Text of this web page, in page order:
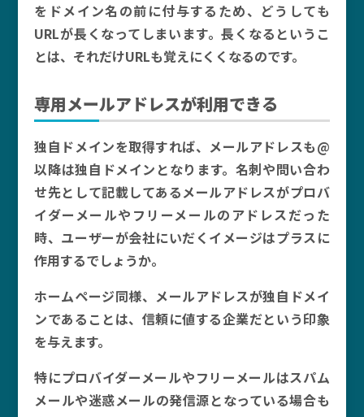
をドメイン名の前に付与するため、どうしても
URLが長くなってしまいます。長くなるというこ
とは、それだけURLも覚えにくくなるのです。
専用メールアドレスが利用できる
独自ドメインを取得すれば、メールアドレスも@
以降は独自ドメインとなります。名刺や問い合わ
せ先として記載してあるメールアドレスがプロバ
イダーメールやフリーメールのアドレスだった
時、ユーザーが会社にいだくイメージはプラスに
作用するでしょうか。
ホームページ同様、メールアドレスが独自ドメイ
ンであることは、信頼に値する企業だという印象
を与えます。
特にプロバイダーメールやフリーメールはスパム
メールや迷惑メールの発信源となっている場合も